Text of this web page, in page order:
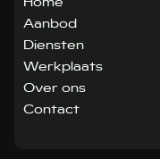
Aanbod
Diensten
Werkplaats
Over ons
Contact